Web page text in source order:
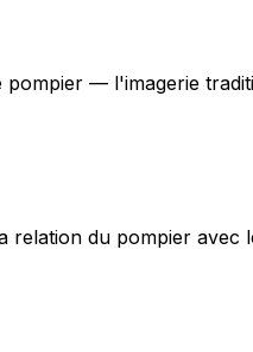
— l'imagerie
du pompier avec